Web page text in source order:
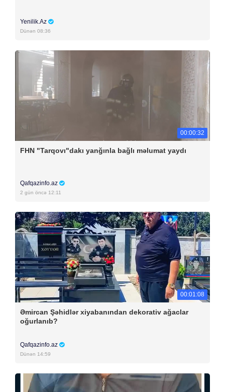
Yenilik.Az
Dünən 08:36
00:00:32
FHN "Tarqovı"dakı yanğınla bağlı məlumat yaydı
Qafqazinfo.az
2 gün öncə 12:11
00:01:08
Əmircan Şəhidlər xiyabanından dekorativ ağaclar
oğurlanıb?
Qafqazinfo.az
Dünən 14:59